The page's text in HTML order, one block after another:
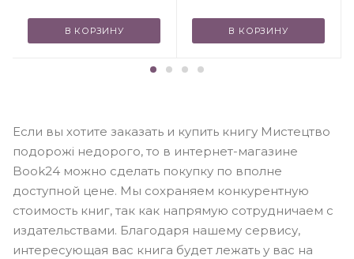
В КОРЗИНУ В КОРЗИНУ
Если вы хотите заказать и купить книгу Мистецтво
подорожі недорого, то в интернет-магазине
Book24 можно сделать покупку по вполне
доступной цене. Мы сохраняем конкурентную
стоимость книг, так как напрямую сотрудничаем с
издательствами. Благодаря нашему сервису,
интересующая вас книга будет лежать у вас на